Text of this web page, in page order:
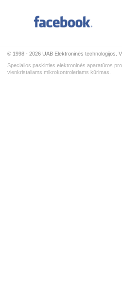
© 1998 - 2026 UAB Elektroninės technologijos.
Specialios paskirties elektroninės aparatūros
vienkristaliams mikrokontroleriams kūrimas.